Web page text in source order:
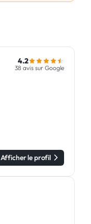
4.2
38 avis sur Google
Afficher le profil